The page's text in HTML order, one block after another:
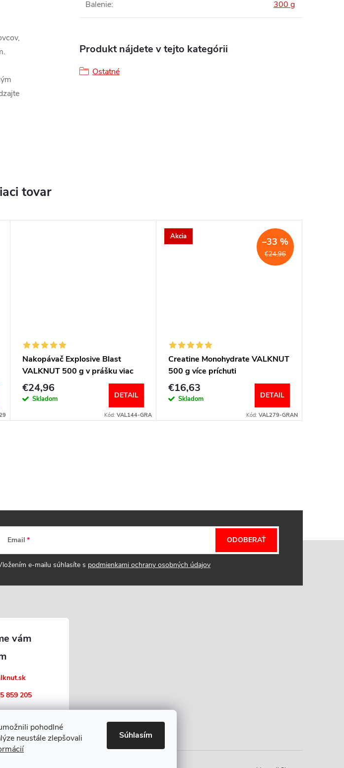
pohodlné
neustále zlepšovali
Súhlasím
Balenie: 300 g
Produkt nájdete v tejto kategórii
Ostatné
tovar
Nakopávač Explosive Blast
VALKNUT 500 g v prášku viac
príchutí
€24,96
Skladom DETAIL
Kód: VAL144-GRA
Akcia
€24,96
–33 %
Creatine Monohydrate VALKNUT
500 g více príchuti
€16,63
Skladom DETAIL
Kód: VAL279-GRAN
Email
e-mailu súhlasíte s podmienkami ochrany osobných údajov
ODOBERAŤ
859 205